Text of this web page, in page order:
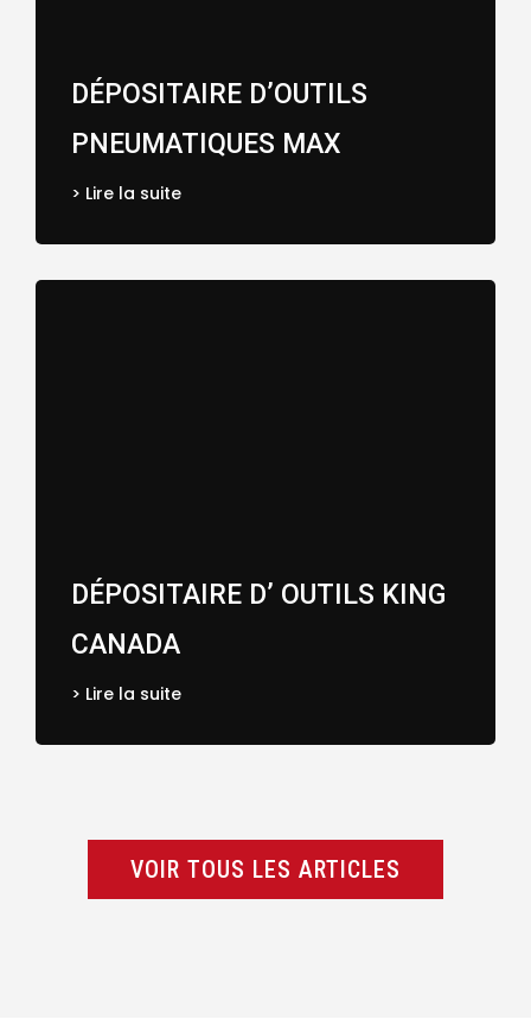
DÉPOSITAIRE D’OUTILS
PNEUMATIQUES MAX
> Lire la suite
DÉPOSITAIRE D’ OUTILS KING
CANADA
> Lire la suite
VOIR TOUS LES ARTICLES